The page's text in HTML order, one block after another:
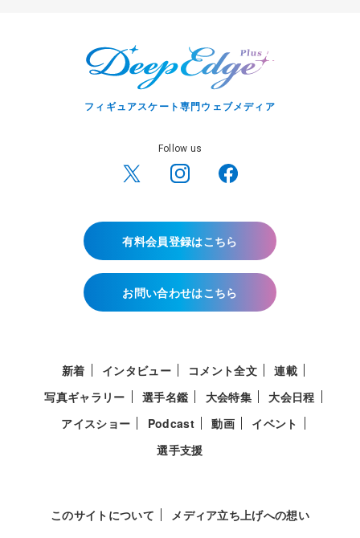
フィギュアスケート専門ウェブメディア
Follow us
有料会員登録はこちら
お問い合わせはこちら
新着 インタビュー コメント全文
連載
写真ギャラリー
選手名鑑 大会特集
大会日程
アイスショー
Podcast 動画
イベント
選手支援
このサイトについて メディア立ち上げへの想い